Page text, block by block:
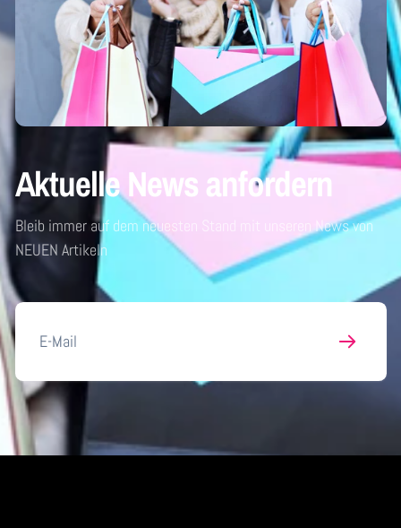
Aktuelle News anfordern
Bleib immer auf dem neuesten Stand mit unseren News von
NEUEN Artikeln
E-
Mail